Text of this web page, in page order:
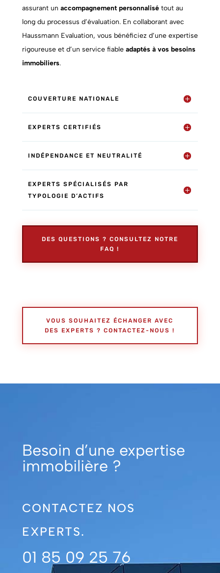
assurant un accompagnement personnalisétout au
long du processus d’évaluation. En collaborant avec
Haussmann Evaluation, vous bénéficiez d’une expertise
rigoureuse et d’un service fiable adaptés à vos besoins
immobiliers.
COUVERTURE NATIONALE
EXPERTS CERTIFIÉS
INDÉPENDANCE ET NEUTRALITÉ
EXPERTS SPÉCIALISÉS PAR
TYPOLOGIE D’ACTIFS
DES QUESTIONS ? CONSULTEZ NOTRE
FAQ !
VOUS SOUHAITEZ ÉCHANGER AVEC
DES EXPERTS ? CONTACTEZ-NOUS !
Besoin d’une expertise
immobilière ?
CONTACTEZ NOS
EXPERTS.
01 85 09 25 76